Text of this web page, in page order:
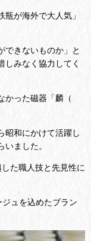
が海外で大人気」
できないものか」と
しみなく協力してく
かった磁器「麟（
昭和にかけて活躍し
ました。
た職人技と先見性に
ジュを込めたブラン